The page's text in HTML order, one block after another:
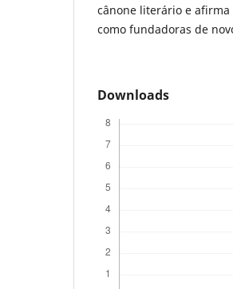
cânone literário e
como fundadoras de
Downloads